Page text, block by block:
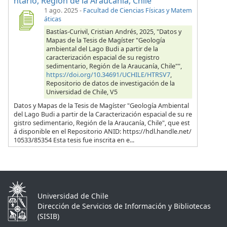
1 ago. 2025- Facultad de Ciencias Físicas y Matem
áticas
Bastías-Curivil, Cristian Andrés, 2025, "Datos y
Mapas de la Tesis de Magíster "Geología
ambiental del Lago Budi a partir de la
caracterización espacial de su registro
sedimentario, Región de la Araucanía, Chile"",
https://doi.org/10.34691/UCHILE/HTRSV7,
Repositorio de datos de investigación de la
Universidad de Chile, V5
Datos y Mapas de la Tesis de Magíster "Geología Ambiental
del Lago Budi a partir de la Caracterización espacial de su re
gistro sedimentario, Región de la Araucanía, Chile", que est
á disponible en el Repositorio ANID: https://hdl.handle.net/
10533/85354 Esta tesis fue inscrita en e...
Universidad de Chile
Dirección de Servicios de Información y Bibliotecas
(SISIB)